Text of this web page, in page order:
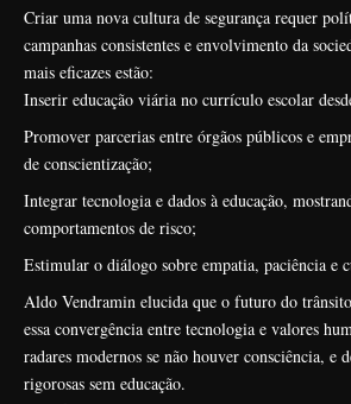
Criar uma nova cultura de segurança requer
campanhas consistentes e envolvimento da
mais eficazes estão:
Inserir educação viária no currículo escolar
Promover parcerias entre órgãos públicos e
de conscientização;
Integrar tecnologia e dados à educação,
comportamentos de risco;
Estimular o diálogo sobre empatia, paciência e
Aldo Vendramin elucida que o futuro do
essa convergência entre tecnologia e valores
radares modernos se não houver consciência, e
rigorosas sem educação.